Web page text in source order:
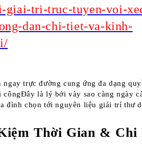
giai-tri-truc-tuyen-voi-
dan-chi-tiet-va-kinh-
ngay trực đường cung ứng đa dạng
là lý bởi vày sao càng ngày
đình chọn tới nguyên liệu giải trí thư
Thời Gian & Chi